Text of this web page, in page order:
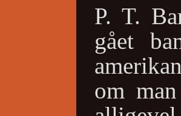
P. T.
gået
om